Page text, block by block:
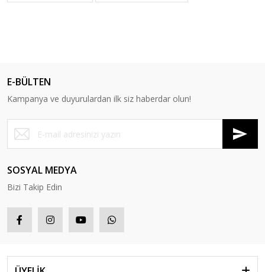
E-BÜLTEN
Kampanya ve duyurulardan ilk siz haberdar olun!
SOSYAL MEDYA
Bizi Takip Edin